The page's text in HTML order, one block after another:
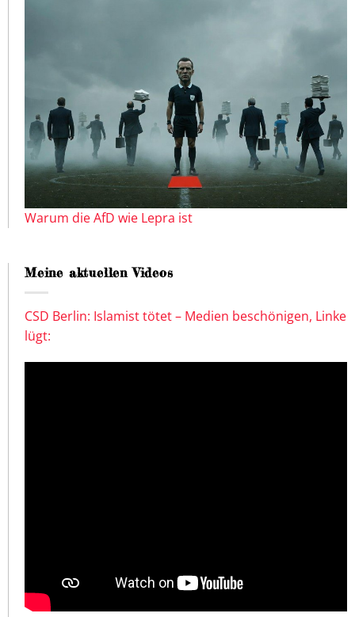
Warum die AfD wie Lepra ist
Meine aktuellen Videos
CSD Berlin: Islamist tötet – Medien beschönigen, Linke
lügt: